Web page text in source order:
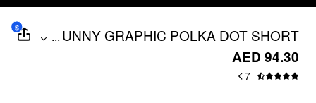
BUNNY GRAPHIC POLKA DOT SHORT
SLEEVE TEE
...
AED 94.30
7
$